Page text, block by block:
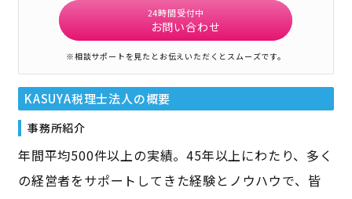
24時間受付中
お問い合わせ
※相談サポートを見たとお伝えいただくとスムーズです。
KASUYA税理士法人の概要
事務所紹介
年間平均500件以上の実績。45年以上にわたり、多く
の経営者をサポートしてきた経験とノウハウで、皆